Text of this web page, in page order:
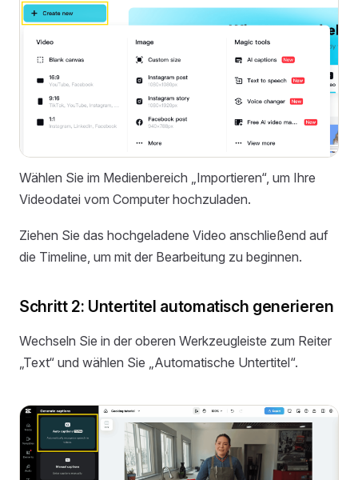
Wählen Sie im Medienbereich „Importieren“, um Ihre
Videodatei vom Computer hochzuladen.
Ziehen Sie das hochgeladene Video anschließend auf
die Timeline, um mit der Bearbeitung zu beginnen.
Schritt 2: Untertitel automatisch generieren
Wechseln Sie in der oberen Werkzeugleiste zum Reiter
„Text“ und wählen Sie „Automatische Untertitel“.